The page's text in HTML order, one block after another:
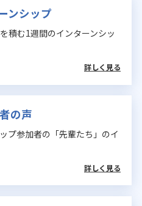
ンシップ
積む1週間のインターンシッ
詳しく見る
の声
プ参加者の「先輩たち」のイ
詳しく見る